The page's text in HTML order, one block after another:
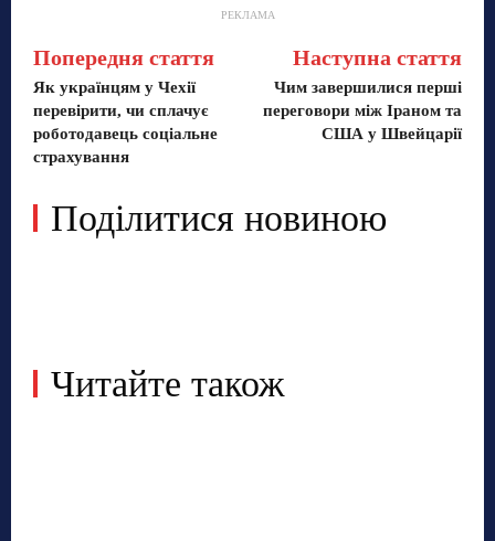
РЕКЛАМА
Попередня стаття
Як українцям у Чехії
перевірити, чи сплачує
роботодавець соціальне
страхування
Наступна стаття
Чим завершилися перші
переговори між Іраном та
США у Швейцарії
Поділитися новиною
Читайте також